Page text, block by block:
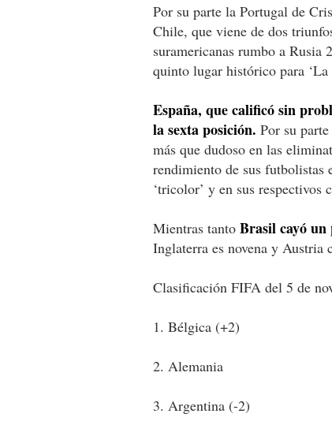
Por su parte la Portugal de
Chile, que viene de dos
suramericanas rumbo a Rusia
quinto lugar histórico para ‘La
España, que calificó sin
la sexta posición. Por su
más que dudoso en las
rendimiento de sus
‘tricolor’ y en sus respectivos
Mientras tanto Brasil cayó un
Inglaterra es novena y Austria
Clasificación FIFA del 5 de
1. Bélgica (+2)
2. Alemania
3. Argentina (-2)